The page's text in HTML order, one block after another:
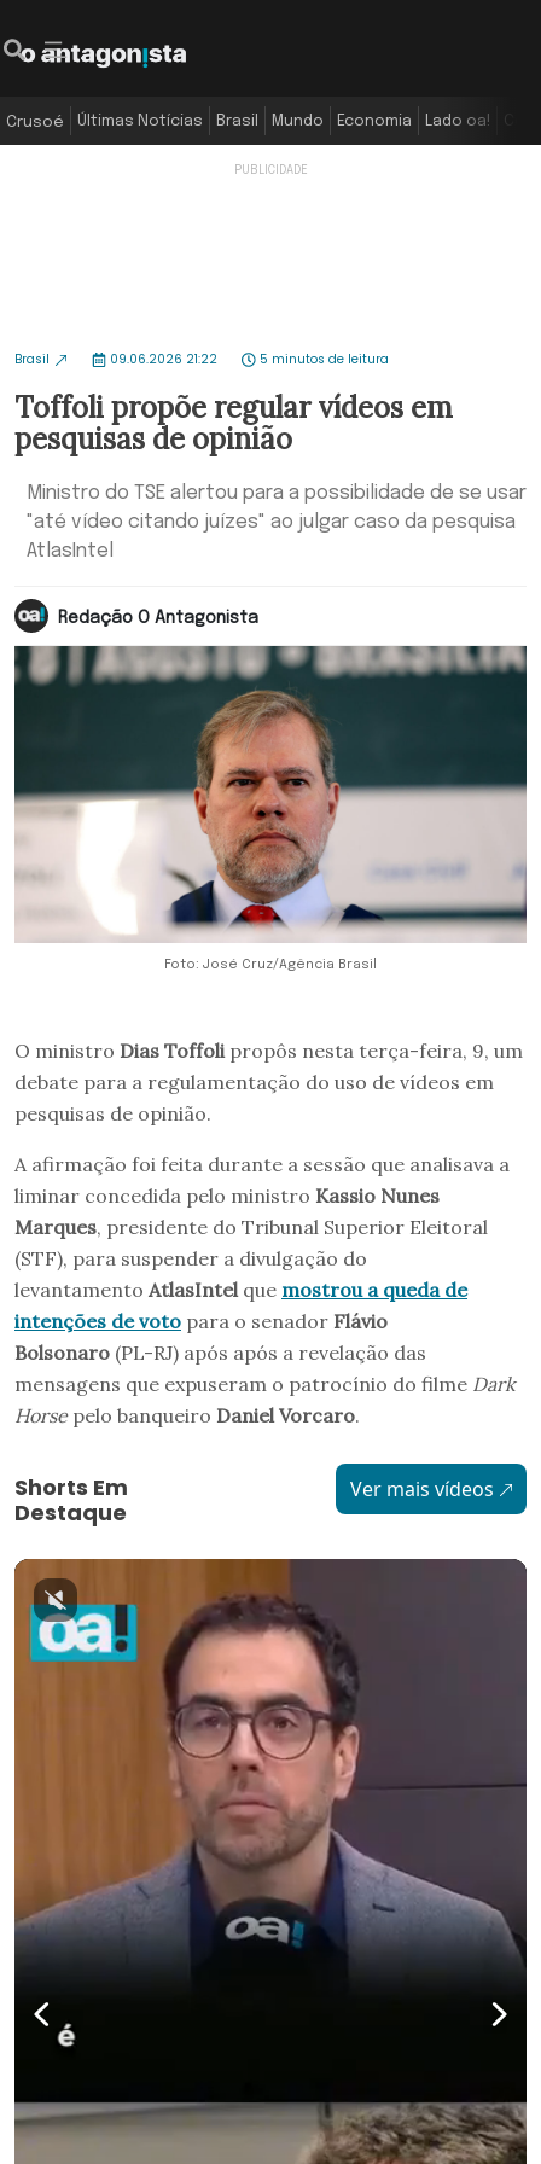
Crusoé Últimas Notícias Brasil Mundo Economia Lado oa!
Brasil 09.06.2026 21:22 5 minutos de leitura
Toffoli propõe regular vídeos em
pesquisas de opinião
Ministro do TSE alertou para a possibilidade de se usar
"até vídeo citando juízes" ao julgar caso da pesquisa
AtlasIntel
Redação O Antagonista
Foto: José Cruz/Agência Brasil
O ministro Dias Toffolipropôs nesta terça-feira, 9, um
debate para a regulamentação do uso de vídeos em
pesquisas de opinião.
A afirmação foi feita durante a sessão que analisava a
liminar concedida pelo ministro Kassio Nunes
Marques, presidente do Tribunal Superior Eleitoral
(STF), para suspender a divulgação do
levantamento AtlasIntelque mostrou a queda de
intenções de voto para o senador Flávio
Bolsonaro (PL-RJ) após após a revelação das
mensagens que expuseram o patrocínio do filme Dark
Horsepelo banqueiro Daniel Vorcaro.
Shorts Em
Destaque
Ver mais vídeos